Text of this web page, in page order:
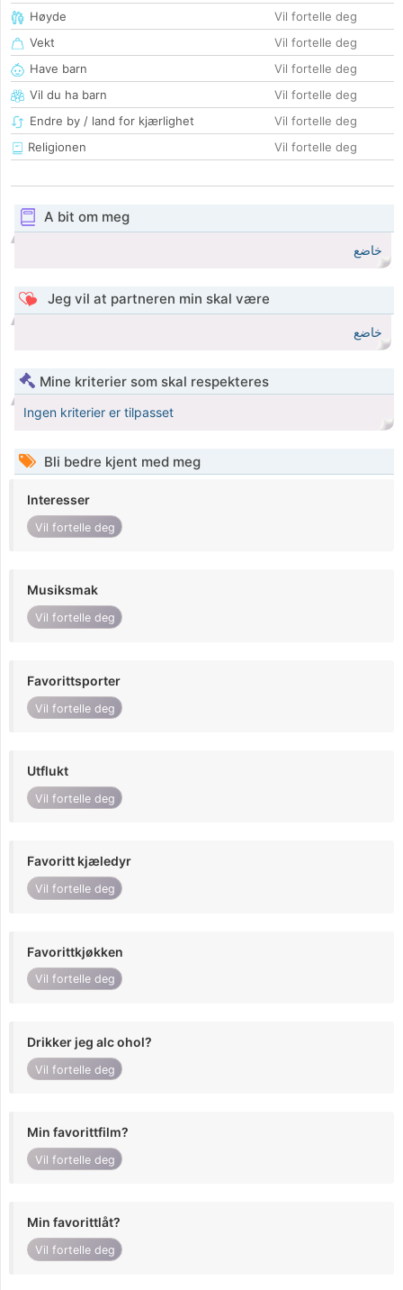
Høyde
Vil fortelle deg
Vekt
Vil fortelle deg
Have barn
Vil fortelle deg
Vil du ha barn
Vil fortelle deg
Endre by / land for kjærlighet
Vil fortelle deg
Religionen
Vil fortelle deg
A bit om meg
خاضع
Jeg vil at partneren min skal være
خاضع
Mine kriterier som skal respekteres
Ingen kriterier er tilpasset
Bli bedre kjent med meg
Interesser
Vil fortelle deg
Musiksmak
Vil fortelle deg
Favorittsporter
Vil fortelle deg
Utflukt
Vil fortelle deg
Favoritt kjæledyr
Vil fortelle deg
Favorittkjøkken
Vil fortelle deg
Drikker jeg alc ohol?
Vil fortelle deg
Min favorittfilm?
Vil fortelle deg
Min favorittlåt?
Vil fortelle deg